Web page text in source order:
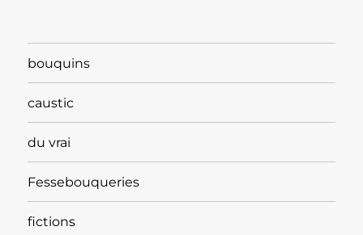
bouquins
caustic
du vrai
Fessebouqueries
fictions